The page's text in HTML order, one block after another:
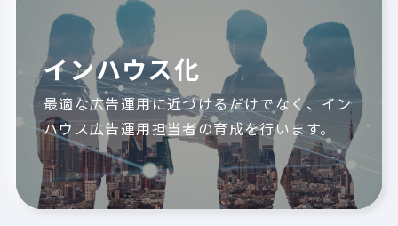
インハウス化
最適な広告運用に近づけるだけでなく、イン
ハウス広告運用担当者の育成を行います。